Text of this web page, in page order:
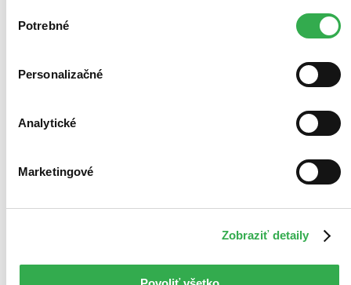
keby sme mohli používať všetky tieto cookies. Ďakujeme!
súhlasu
Potrebné
Personalizačné
Analytické
Marketingové
Zobraziť detaily